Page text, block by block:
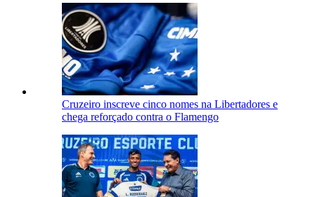
Cruzeiro inscreve cinco nomes na Libertadores e
chega reforçado contra o Flamengo